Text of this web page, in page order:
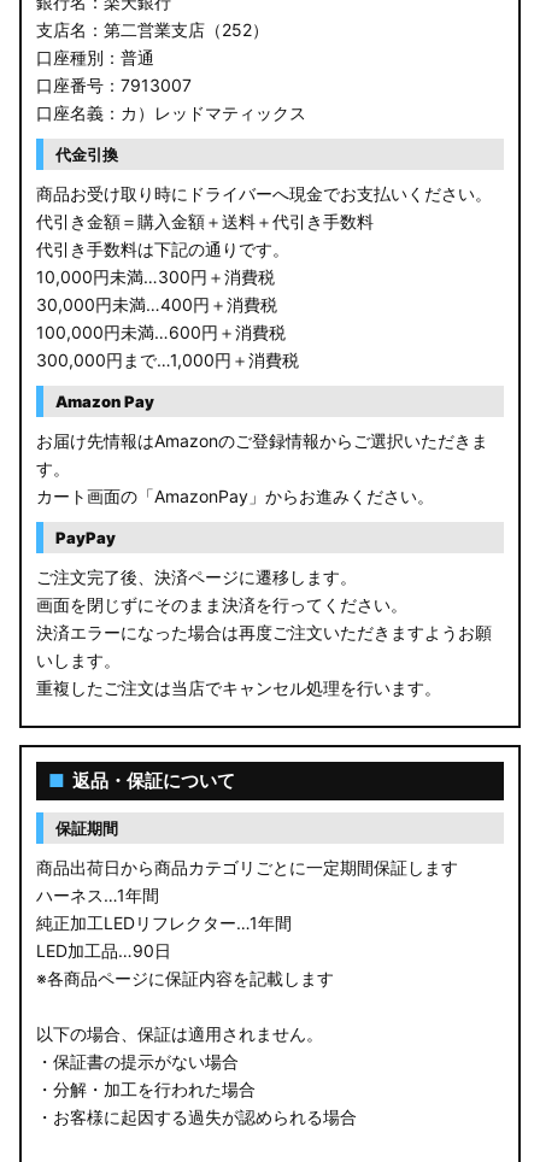
支店名：第二営業支店（252）
口座種別：普通
口座番号：7913007
口座名義：カ）レッドマティックス
代金引換
商品お受け取り時にドライバーへ現金でお支払いください。
代引き金額＝購入金額＋送料＋代引き手数料
代引き手数料は下記の通りです。
10,000円未満…300円＋消費税
30,000円未満…400円＋消費税
100,000円未満…600円＋消費税
300,000円まで…1,000円＋消費税
Amazon Pay
お届け先情報はAmazonのご登録情報からご選択いただきま
す。
カート画面の「AmazonPay」からお進みください。
PayPay
ご注文完了後、決済ページに遷移します。
画面を閉じずにそのまま決済を行ってください。
決済エラーになった場合は再度ご注文いただきますようお願
いします。
重複したご注文は当店でキャンセル処理を行います。
■ 返品・保証について
保証期間
商品出荷日から商品カテゴリごとに一定期間保証します
ハーネス…1年間
純正加工LEDリフレクター…1年間
LED加工品…90日
※各商品ページに保証内容を記載します
以下の場合、保証は適用されません。
・保証書の提示がない場合
・分解・加工を行われた場合
・お客様に起因する過失が認められる場合